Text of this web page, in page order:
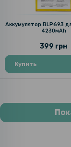
Аккумулятор BLP693
4230мAh
399 грн
Купить